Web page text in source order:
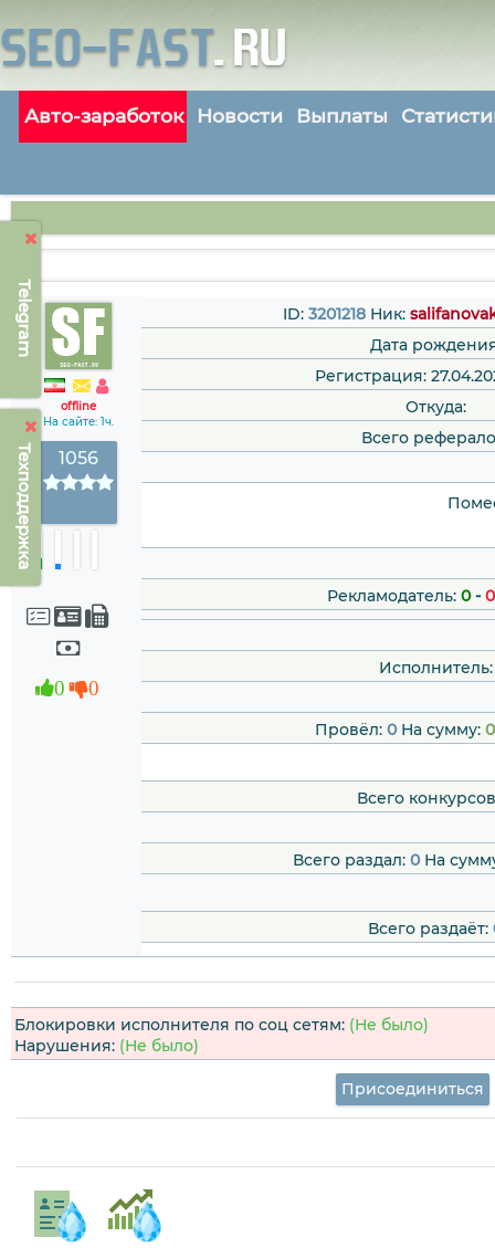
Telegram
Техподдержка
Авто-заработок Новости Выплаты
offline
На сайте: 1ч.
1056
0 0
ID: 3201218 Ник:
Дата
Регистрация:
Откуда:
Всего
Рекламодатель: 0-0
Исполнитель:
Провёл: 0На сумму:
Всего
Всего раздал: 0На
Всего раздаёт:
Блокировки исполнителя по соц сетям: (Не было)
Нарушения: (Не было)
Присоединиться